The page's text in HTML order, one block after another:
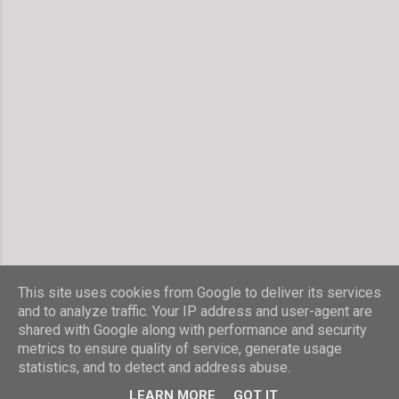
Powered by Blogger
This site uses cookies from Google to deliver its services
and to analyze traffic. Your IP address and user-agent are
shared with Google along with performance and security
metrics to ensure quality of service, generate usage
statistics, and to detect and address abuse.
LEARN MORE GOT IT